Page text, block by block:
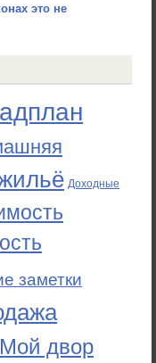
это не
Доходные
заметки
Мой двор